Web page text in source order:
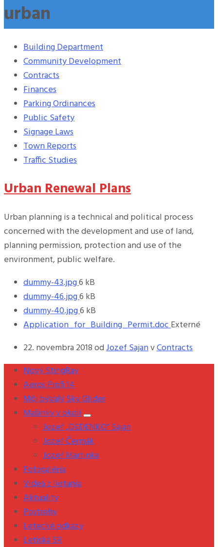
urban
Building Department
Community Development
Contracts
Finances
Parking Ordinances
Public Safety
Signage Laws
Town Reports
Traffic Studies
Urban Renewal Plans
Urban planning is a technical and political process
concerned with the development and use of land,
planning permission, protection and use of the
environment, public welfare.
Prílohydummy-43.jpgVeľkosť
súboru:
6 kB
dummy-46.jpgVeľkosť
súboru:
6 kB
dummy-40.jpgVeľkosť
súboru:
6 kB
Application_for_Building_Permit.docExterné
22. novembra 2018odJozef SajanvContracts
Nový StingRay
Aeros Profi 14
Môj bývalý Sky Glider
Mašinky v okolí
Jozef „DEDENKO“ Sajan
Jozef Čermák
Jozef Martinka
Fotogaléria
Videá z lietania
Aktuality
Postrehy
Letecké odkazy
Letiská SR